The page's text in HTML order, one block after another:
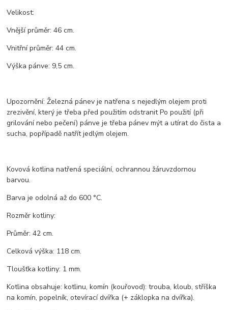
Velikost:
Vnější průměr: 46 cm.
Vnitřní průměr: 44 cm.
Výška pánve: 9,5 cm.
Upozornění: Železná pánev je natřena s nejedlým olejem proti
zrezivění, který je třeba před použitím odstranit Po použití (při
grilování nebo pečení) pánve je třeba pánev mýt a utírat do čista a
sucha, popřípadě natřít jedlým olejem.
Kovová kotlina natřená speciální, ochrannou žáruvzdornou
barvou.
Barva je odolná až do 600 °C.
Rozměr kotliny:
Průměr: 42 cm.
Celková výška: 118 cm.
Tloušťka kotliny: 1 mm.
Kotlina obsahuje: kotlinu, komín (kouřovod): trouba, kloub, stříška
na komín, popelník, otevírací dvířka (+ záklopka na dvířka).